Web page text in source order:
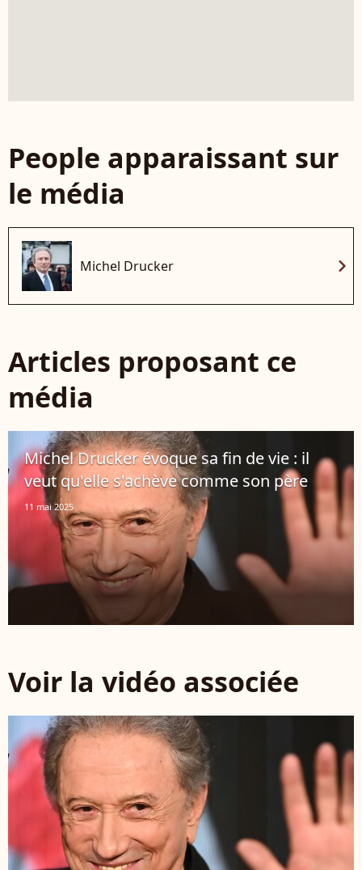
People apparaissant sur
le média
Michel Drucker chevron_right
Articles proposant ce
média
Michel Drucker évoque sa fin de vie : il
veut qu'elle s'achève comme son père
11 mai 2025
Voir la vidéo associée